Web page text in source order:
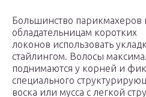
Большинство парикмахеров
обладательницам коротких
локонов использовать
стайлингом. Волосы
поднимаются у корней и
специального
воска или мусса с легкой